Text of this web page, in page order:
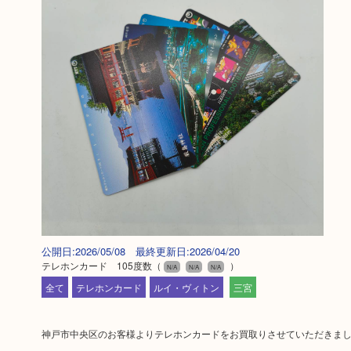
公開日:2026/05/08 最終更新日:2026/04/20
テレホンカード 105度数（ N/A N/A N/A
）
全て
テレホンカード ルイ・ヴィトン 三宮
神戸市中央区のお客様よりテレホンカードをお買取りさせていただきま